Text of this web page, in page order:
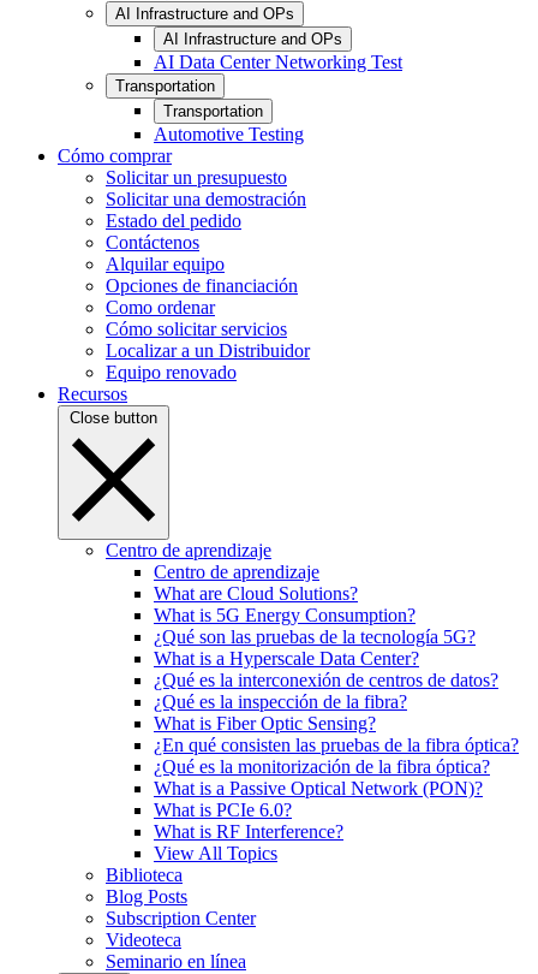
AI Infrastructure and OPs
AI Infrastructure and OPs
AI Data Center Networking Test
Transportation
Transportation
Automotive Testing
Cómo comprar
Solicitar un presupuesto
Solicitar una demostración
Estado del pedido
Contáctenos
Alquilar equipo
Opciones de financiación
Como ordenar
Cómo solicitar servicios
Localizar a un Distribuidor
Equipo renovado
Recursos
Close button
Centro de aprendizaje
Centro de aprendizaje
What are Cloud Solutions?
What is 5G Energy Consumption?
¿Qué son las pruebas de la tecnología 5G?
What is a Hyperscale Data Center?
¿Qué es la interconexión de centros de datos?
¿Qué es la inspección de la fibra?
What is Fiber Optic Sensing?
¿En qué consisten las pruebas de la fibra óptica?
¿Qué es la monitorización de la fibra óptica?
What is a Passive Optical Network (PON)?
What is PCIe 6.0?
What is RF Interference?
View All Topics
Biblioteca
Blog Posts
Subscription Center
Videoteca
Seminario en línea